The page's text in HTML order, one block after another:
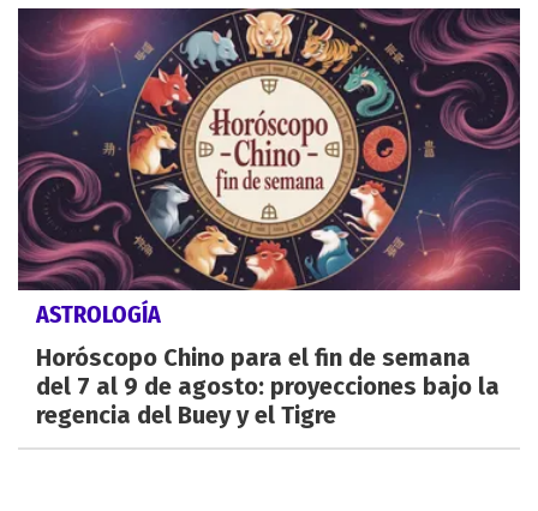
ASTROLOGÍA
Horóscopo Chino para el fin de semana
del 7 al 9 de agosto: proyecciones bajo la
regencia del Buey y el Tigre